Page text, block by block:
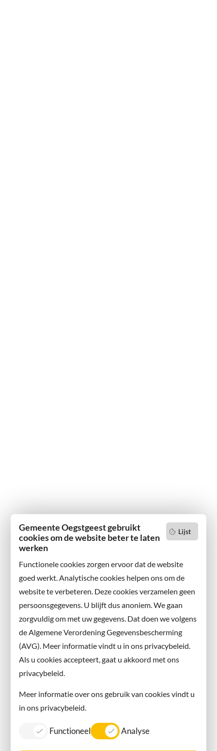
Lijst
Gemeente Oegstgeest gebruikt
cookies om de website beter te laten
werken
Functionele cookies zorgen ervoor dat de website
goed werkt. Analytische cookies helpen ons om de
website te verbeteren. Deze cookies verzamelen geen
persoonsgegevens. U blijft dus anoniem. We gaan
zorgvuldig om met uw gegevens. Dat doen we volgens
de Algemene Verordening Gegevensbescherming
(AVG). Meer informatie vindt u in ons privacybeleid.
Als u cookies accepteert, gaat u akkoord met ons
privacybeleid.
Meer informatie over ons gebruik van cookies vindt u
in ons privacybeleid.
Functioneel Analyse